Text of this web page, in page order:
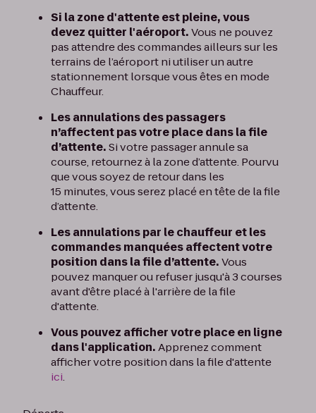
Si la zone d'attente est pleine, vous
devez quitter l'aéroport.Vous ne pouvez
pas attendre des commandes ailleurs sur les
terrains de l’aéroport ni utiliser un autre
stationnement lorsque vous êtes en mode
Chauffeur.
Les annulations des passagers
n’affectent pas votre place dans la file
d’attente.Si votre passager annule sa
course, retournez à la zone d’attente. Pourvu
que vous soyez de retour dans les
15 minutes, vous serez placé en tête de la file
d’attente.
Les annulations par le chauffeur et les
commandes manquées affectent votre
position dans la file d’attente.Vous
pouvez manquer ou refuser jusqu'à 3 courses
avant d'être placé à l'arrière de la file
d'attente.
Vous pouvez afficher votre place en ligne
dans l'application.Apprenez comment
afficher votre position dans la file d'attente
ici.